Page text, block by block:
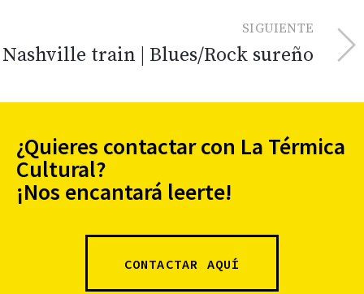
SIGUIENTE
Nashville train | Blues/Rock sureño
¿Quieres contactar con La Térmica
Cultural?
¡Nos encantará leerte!
CONTACTAR AQUÍ